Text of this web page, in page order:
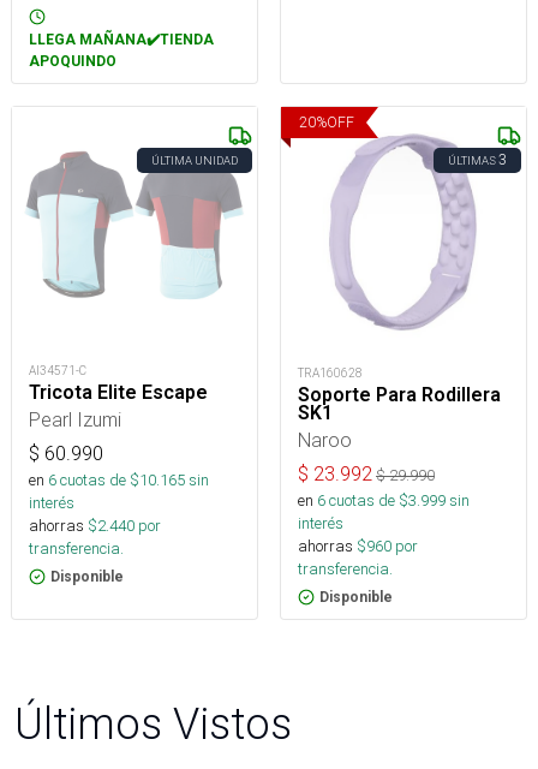
LLEGA MAÑANA✔️TIENDA
APOQUINDO
ÚLTIMA UNIDAD
AI34571-C
Tricota Elite Escape
Pearl Izumi
$ 60.990
en 6cuotas de $10.165sin
interés
ahorras $2.440 por
transferencia.
Disponible
20%OFF
ÚLTIMAS3
TRA160628
Soporte Para Rodillera
SK1
Naroo
$ 23.992 $29.990
en 6cuotas de $3.999sin
interés
ahorras $960 por
transferencia.
Disponible
Últimos Vistos